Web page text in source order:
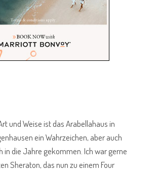
und Weise ist das Arabellahaus in
ein Wahrzeichen, aber auch
in die Jahre gekommen. Ich war gerne
Sheraton, das nun zu einem Four